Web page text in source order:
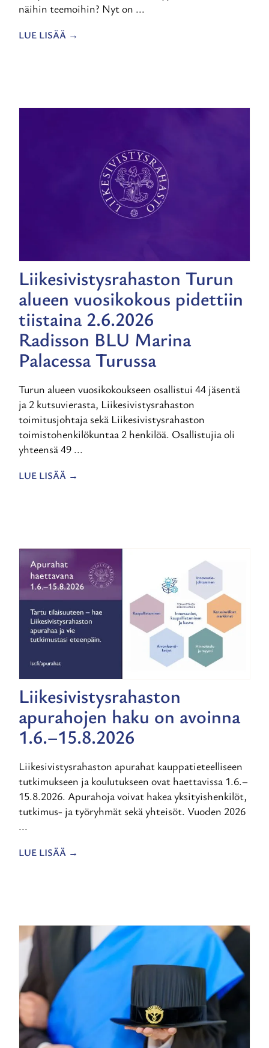
näihin teemoihin? Nyt on ...
LUE LISÄÄ
Liikesivistysrahaston Turun
alueen vuosikokous pidettiin
tiistaina 2.6.2026
Radisson BLU Marina
Palacessa Turussa
Turun alueen vuosikokoukseen osallistui 44 jäsentä
ja 2 kutsuvierasta, Liikesivistysrahaston
toimitusjohtaja sekä Liikesivistysrahaston
toimistohenkilökuntaa 2 henkilöä. Osallistujia oli
yhteensä 49 ...
LUE LISÄÄ
Liikesivistysrahaston
apurahojen haku on avoinna
1.6.–15.8.2026
Liikesivistysrahaston apurahat kauppatieteelliseen
tutkimukseen ja koulutukseen ovat haettavissa 1.6.–
15.8.2026. Apurahoja voivat hakea yksityishenkilöt,
tutkimus- ja työryhmät sekä yhteisöt. Vuoden 2026
...
LUE LISÄÄ